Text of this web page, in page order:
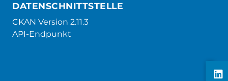
DATENSCHNITTSTELLE
CKAN Version 2.11.3
API-Endpunkt